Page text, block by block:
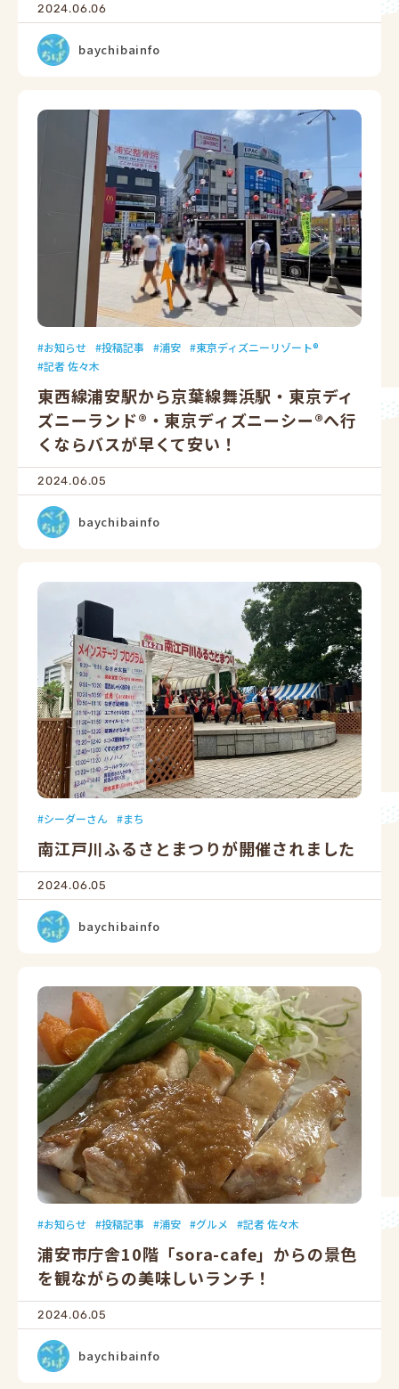
2024.06.06
baychibainfo
お知らせ 投稿記事 浦安
東京ディズニーリゾート®
記者 佐々木
東西線浦安駅から京葉線舞浜駅・東京ディ
ズニーランド®・東京ディズニーシー®へ行
くならバスが早くて安い！
2024.06.05
baychibainfo
シーダーさん まち
南江戸川ふるさとまつりが開催されました
2024.06.05
baychibainfo
お知らせ 投稿記事 浦安 グルメ 記者 佐々木
浦安市庁舎10階「sora-cafe」からの景色
を観ながらの美味しいランチ！
2024.06.05
baychibainfo